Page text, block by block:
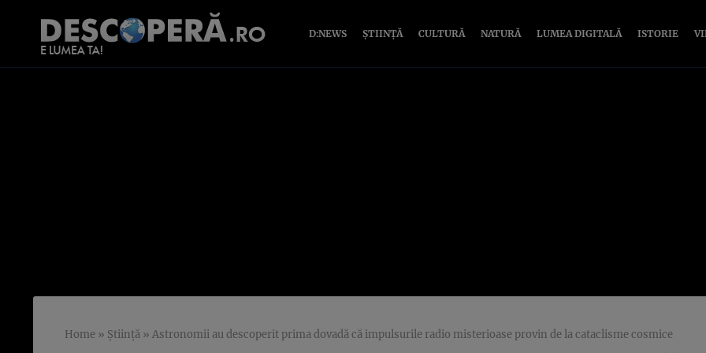
D:NEWS ȘTIINȚĂ CULTURĂ NATURĂ LUMEA DIGITALĂ ISTORIE
Home » Știință » Astronomii au descoperit prima dovadă că impulsurile radio misterioase provin de la cataclisme cosmice